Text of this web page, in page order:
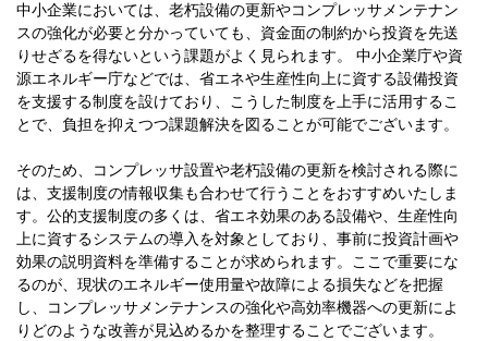
中小企業においては、老朽設備の更新やコンプレッサメンテナン
スの強化が必要と分かっていても、資金面の制約から投資を先送
りせざるを得ないという課題がよく見られます。 中小企業庁や資
源エネルギー庁などでは、省エネや生産性向上に資する設備投資
を支援する制度を設けており、こうした制度を上手に活用するこ
とで、負担を抑えつつ課題解決を図ることが可能でございます。
そのため、コンプレッサ設置や老朽設備の更新を検討される際に
は、支援制度の情報収集も合わせて行うことをおすすめいたしま
す。公的支援制度の多くは、省エネ効果のある設備や、生産性向
上に資するシステムの導入を対象としており、事前に投資計画や
効果の説明資料を準備することが求められます。ここで重要にな
るのが、現状のエネルギー使用量や故障による損失などを把握
し、コンプレッサメンテナンスの強化や高効率機器への更新によ
りどのような改善が見込めるかを整理することでございます。